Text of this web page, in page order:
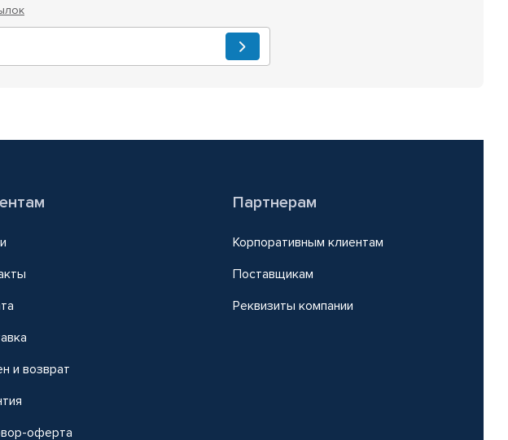
и возврат
оферта
Партнерам
Корпоративным клиентам
Поставщикам
Реквизиты компании